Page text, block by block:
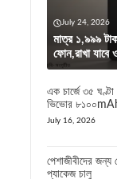
July 24, 2026
মাত্র ১,৯৯৯
ফোন,রাখা যাবে
এক চার্জে ৩৫
ভিভোর ৮১০০mAh
July 16, 2026
পেশাজীবীদের জন্য
প্যাকেজ চালু